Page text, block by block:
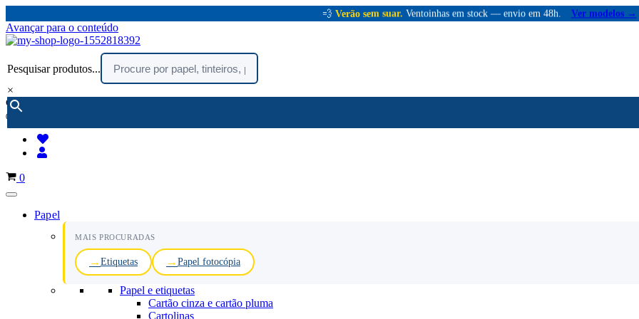
💨 Verão sem suar. Ventoinhas em stock — envio em 48h. Ver modelos →
Avançar para o conteúdo
Pesquisar produtos...
×
encomendar por telefone :
(chamada rede fixa nacional)
Carrinho
0
Papel
MAIS PROCURADAS
Etiquetas Papel fotocópia
Papel e etiquetas
Cartão cinza e cartão pluma
Cartolinas